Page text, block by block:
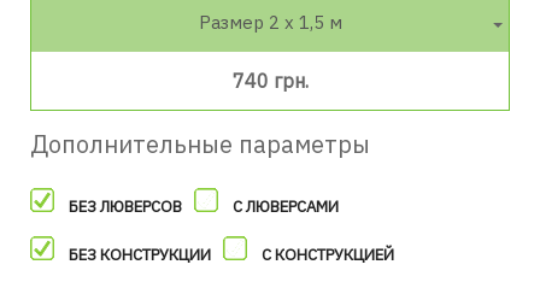
Размер 2 х 1,5 м
740 грн.
Дополнительные параметры
БЕЗ ЛЮВЕРСОВ С ЛЮВЕРСАМИ
БЕЗ КОНСТРУКЦИИ С КОНСТРУКЦИЕЙ